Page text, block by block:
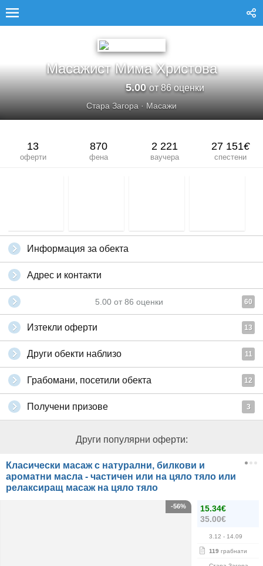
Масажист Мима Христова
5.00от 86 оценки
Стара Загора · Масажи
13
оферти
870
фена
2 221
ваучера
27 151€
спестени
Информация за обекта
Адрес и контакти
5.00 от 86 оценки 60
Изтекли оферти 13
Други обекти наблизо 11
Грабомани, посетили обекта 12
Получени призове 3
Други популярни оферти:
Класически масаж с натурални, билкови и
ароматни масла - частичен или на цяло тяло или
релаксиращ масаж на цяло тяло
15.34€
35.00€
3.12 - 14.09
119 грабнати
-56%